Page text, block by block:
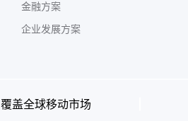
金融方案
企业发展方案
覆盖全球移动市场